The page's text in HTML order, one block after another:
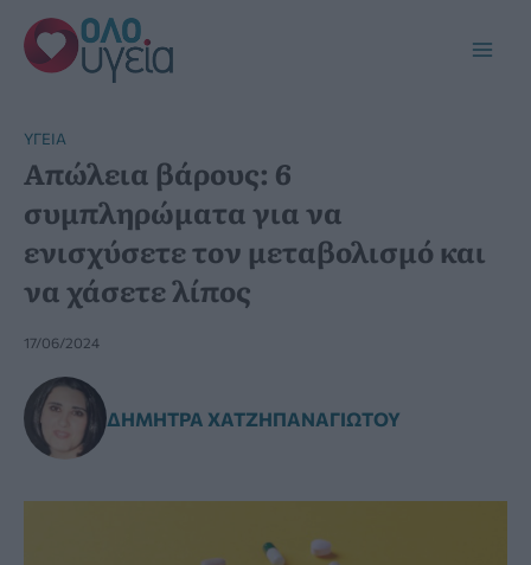
Μετάβαση
στο
περιεχόμενο
YΓΕΊΑ
Aπώλεια βάρους: 6
συμπληρώματα για να
ενισχύσετε τον μεταβολισμό και
να χάσετε λίπος
17/06/2024
ΔΉΜΗΤΡΑ ΧΑΤΖΗΠΑΝΑΓΙΏΤΟΥ